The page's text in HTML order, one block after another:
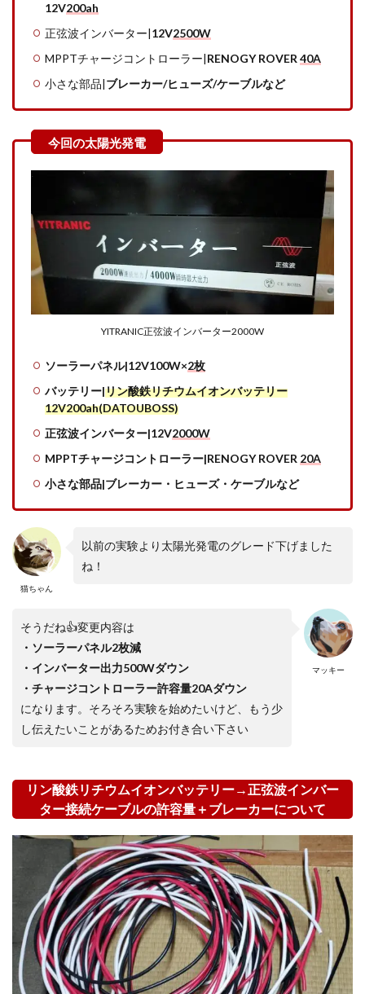
12V200ah
正弦波インバーター|12V2500W
MPPTチャージコントローラー|RENOGY ROVER 40A
小さな部品|ブレーカー/ヒューズ/ケーブルなど
YITRANIC正弦波インバーター2000W
ソーラーパネル|12V100W×2枚
バッテリー|リン酸鉄リチウムイオンバッテリー
12V200ah(DATOUBOSS)
正弦波インバーター|12V2000W
MPPTチャージコントローラー|RENOGY ROVER 20A
小さな部品|ブレーカー・ヒューズ・ケーブルなど
猫ちゃん
以前の実験より太陽光発電のグレード下げました
ね！
マッキー
そうだね👍変更内容は
・ソーラーパネル2枚減
・インバーター出力500Wダウン
・チャージコントローラー許容量20Aダウン
になります。そろそろ実験を始めたいけど、もう少
し伝えたいことがあるためお付き合い下さい
リン酸鉄リチウムイオンバッテリー→正弦波インバー
ター接続ケーブルの許容量＋ブレーカーについて